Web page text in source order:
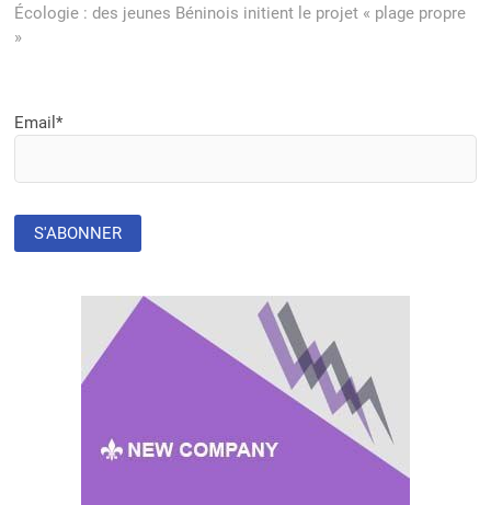
post:
Écologie : des jeunes Béninois initient le projet « plage propre
»
Email*